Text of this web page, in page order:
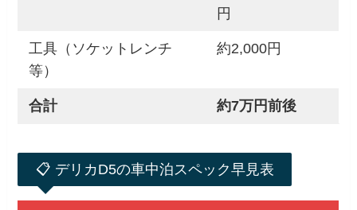
円
工具（ソケットレンチ
等）
約2,000円
合計 約7万円前後
📋 デリカD5の車中泊スペック早見表